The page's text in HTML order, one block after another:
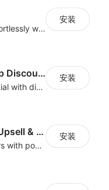
Create powerful forms effortlessly with our user-friendly Form Builder app.
安装
Coupon Offer | Pop-Up Discount Code
Unlock your store's potential with discount codes & special offers
安装
Personizely: Popups, Upsell & A/B Test
Turn visitors into customers with popups, upsells, cross-sells & A/B testing.
安装